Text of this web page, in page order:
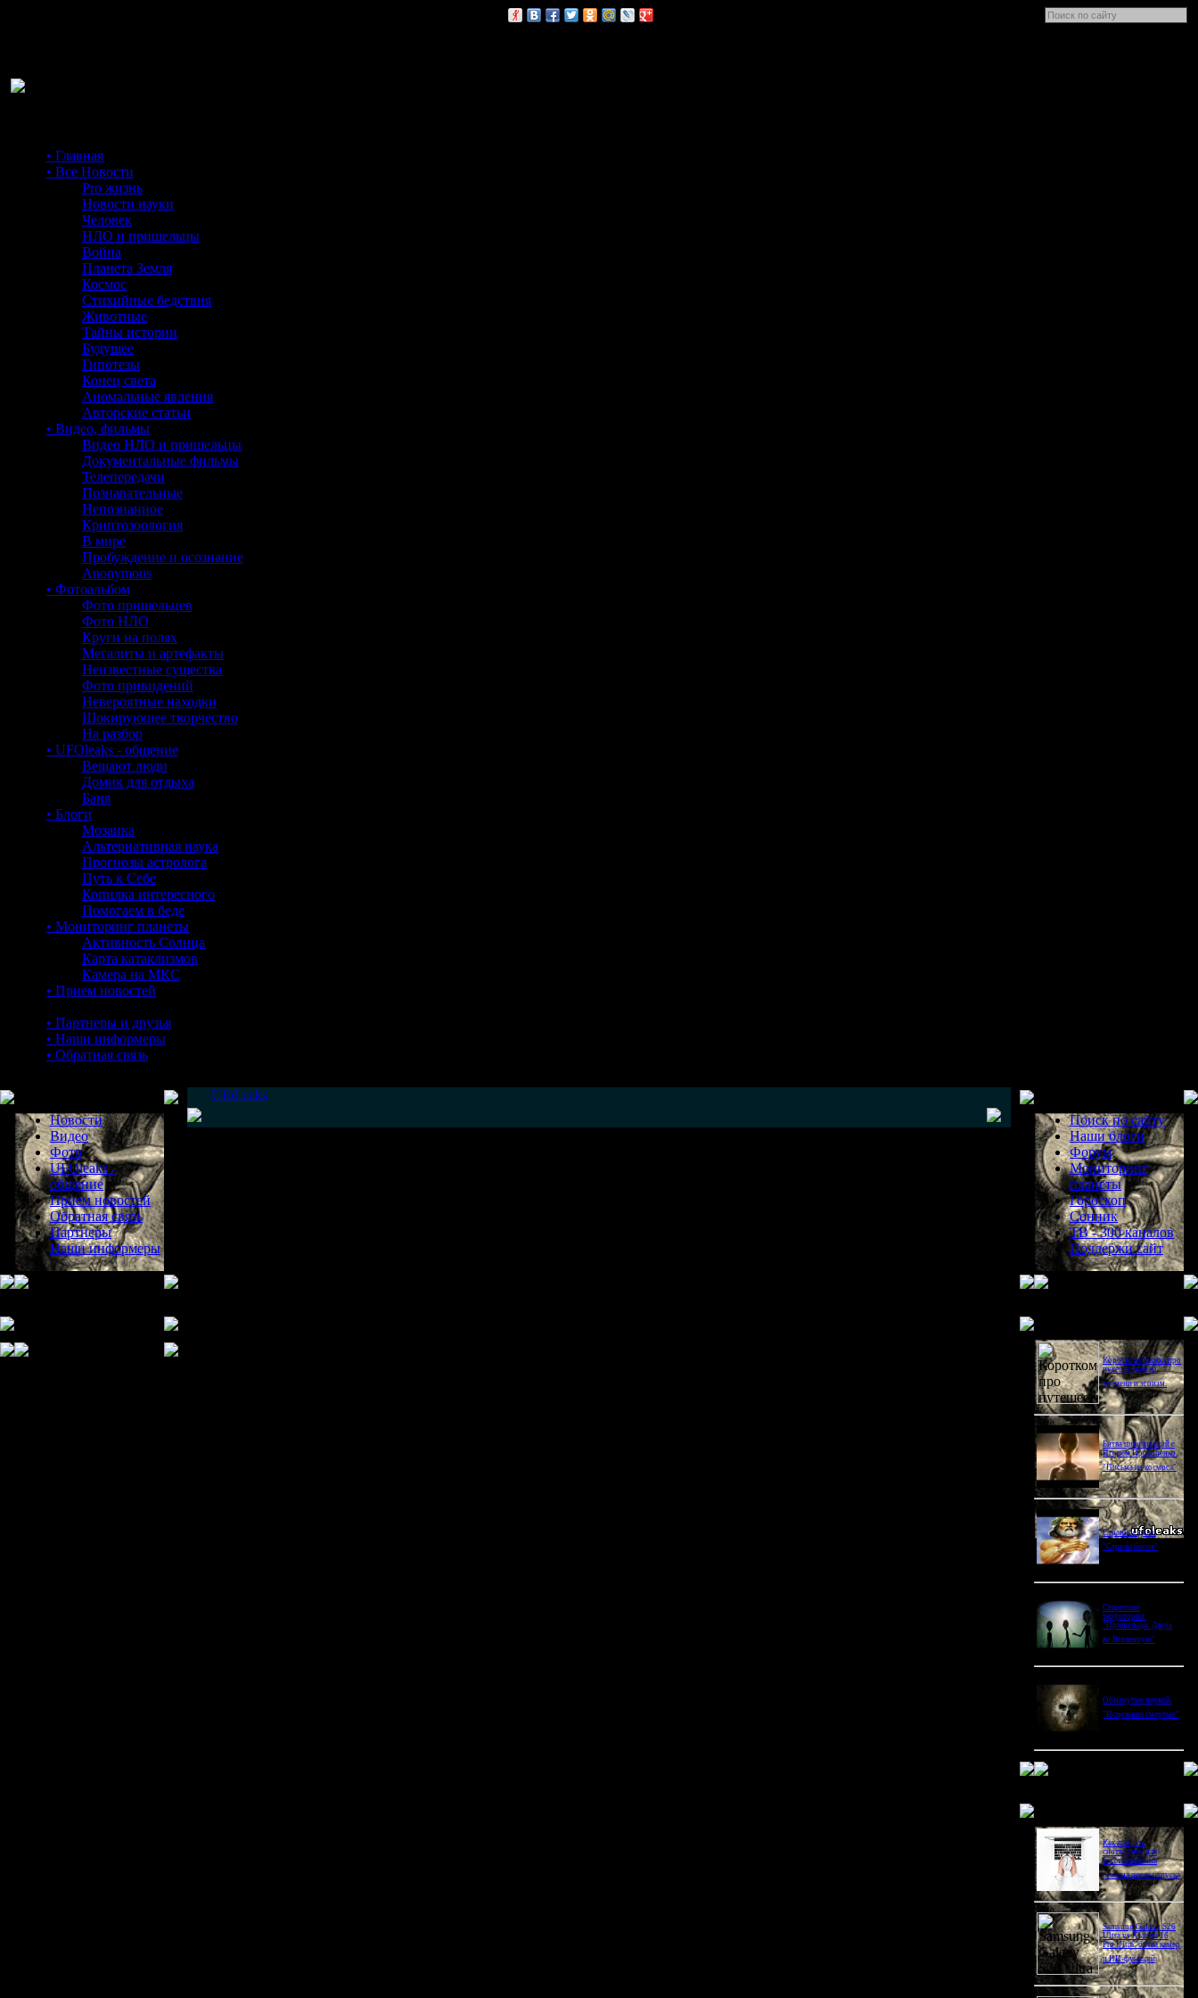
• Главная
• Все Новости
Pro жизнь
Новости науки
Человек
НЛО и пришельцы
Война
Планета Земля
Космос
Стихийные бедствия
Животные
Тайны истории
Будущее
Гипотезы
Конец света
Аномальные явления
Авторские статьи
• Видео, фильмы
Видео НЛО и пришельцы
Документальные фильмы
Телепередачи
Познавательные
Непознанное
Криптозоология
В мире
Пробуждение и осознание
Anonymous
• Фотоальбом
Фото пришельцев
Фото НЛО
Круги на полях
Мегалиты и артефакты
Неизвестные существа
Фото привидений
Невероятные находки
Шокирующее творчество
На разбор
• UFOleaks - общение
Вещают люди
Домик для отдыха
Баня
• Блоги
Мозаика
Альтернативная наука
Прогнозы астролога
Путь к Себе
Копилка интересного
Помогаем в беде
• Мониторинг планеты
Активность Солнца
Карта катаклизмов
Камера на МКС
• Прием новостей
• Партнеры и друзья
• Наши информеры
• Обратная связь
Новости
Видео
Фото
UFOleaks -
общение
Прием новостей
Обратная связь
Партнеры
Наши информеры
UfoLeaks
Поиск по сайту
Наши блоги
Форум
Мониторинг
планеты
Гороскоп
Сонник
ТВ - 300 каналов
Поддержи сайт
Короткометражка про
путешествия во
времени и эгоизм.
Битва цивилизаций с
Игорем Прокопенко.
"Письма из космоса"
Странное дело.
"Стрелы богов"
Секретные
территории.
"Пришельцы. Дверь
во Вселенную"
Обманутые наукой.
"Исцеление смертью"
Как выбрать
снотворное для
восстановления
режима после отпуска
Samsung Galaxy S26
Ultra vs Xiaomi 16
Pro Ultra: битва камер
и ИИ-функций